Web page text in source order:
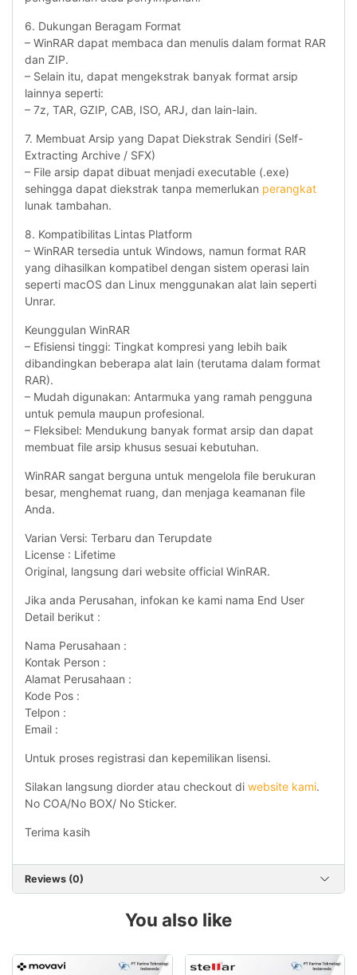
6. Dukungan Beragam Format
– WinRAR dapat membaca dan menulis dalam format RAR
dan ZIP.
– Selain itu, dapat mengekstrak banyak format arsip
lainnya seperti:
– 7z, TAR, GZIP, CAB, ISO, ARJ, dan lain-lain.
7. Membuat Arsip yang Dapat Diekstrak Sendiri (Self-
Extracting Archive / SFX)
– File arsip dapat dibuat menjadi executable (.exe)
sehingga dapat diekstrak tanpa memerlukan perangkat
lunak tambahan.
8. Kompatibilitas Lintas Platform
– WinRAR tersedia untuk Windows, namun format RAR
yang dihasilkan kompatibel dengan sistem operasi lain
seperti macOS dan Linux menggunakan alat lain seperti
Unrar.
Keunggulan WinRAR
– Efisiensi tinggi: Tingkat kompresi yang lebih baik
dibandingkan beberapa alat lain (terutama dalam format
RAR).
– Mudah digunakan: Antarmuka yang ramah pengguna
untuk pemula maupun profesional.
– Fleksibel: Mendukung banyak format arsip dan dapat
membuat file arsip khusus sesuai kebutuhan.
WinRAR sangat berguna untuk mengelola file berukuran
besar, menghemat ruang, dan menjaga keamanan file
Anda.
Varian Versi: Terbaru dan Terupdate
License : Lifetime
Original, langsung dari website official WinRAR.
Jika anda Perusahan, infokan ke kami nama End User
Detail berikut :
Nama Perusahaan :
Kontak Person :
Alamat Perusahaan :
Kode Pos :
Telpon :
Email :
Untuk proses registrasi dan kepemilikan lisensi.
Silakan langsung diorder atau checkout di website kami.
No COA/No BOX/ No Sticker.
Terima kasih
Reviews (0)
You also like